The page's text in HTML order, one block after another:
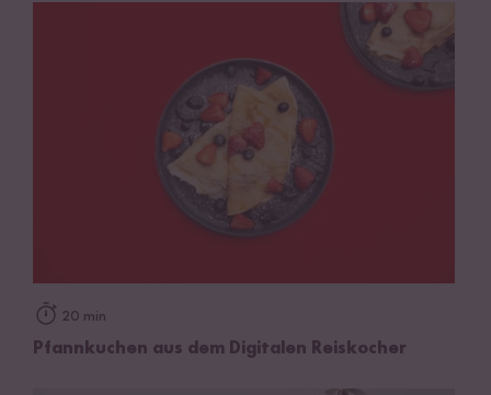
20 min
Pfannkuchen aus dem Digitalen Reiskocher